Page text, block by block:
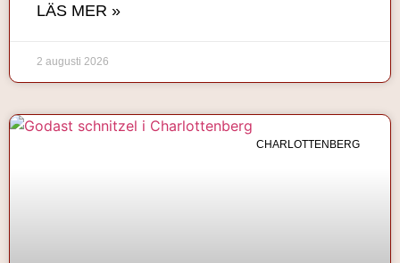
LÄS MER »
2 augusti 2026
CHARLOTTENBERG